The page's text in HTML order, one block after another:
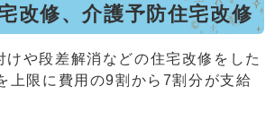
改修、介護予防住宅改修
けや段差解消などの住宅改修をした
上限に費用の9割から7割分が支給